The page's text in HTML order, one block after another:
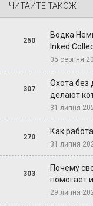
ЧИТАЙТЕ ТАКОЖ
250
Водка
Inked
05 серпня
307
Охота без
делают
31 липня
270
Как
31 липня
303
Почему
помогает
29 липня